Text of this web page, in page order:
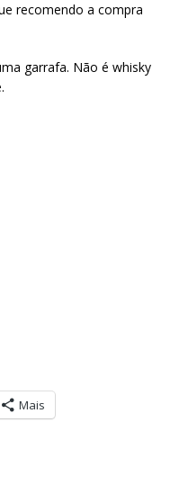
recomendo a compra
garrafa. Não é whisky
Mais